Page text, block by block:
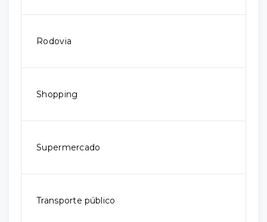
Rodovia
Shopping
Supermercado
Transporte público